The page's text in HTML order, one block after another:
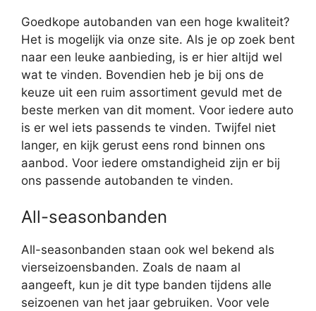
Goedkope autobanden van een hoge kwaliteit?
Het is mogelijk via onze site. Als je op zoek bent
naar een leuke aanbieding, is er hier altijd wel
wat te vinden. Bovendien heb je bij ons de
keuze uit een ruim assortiment gevuld met de
beste merken van dit moment. Voor iedere auto
is er wel iets passends te vinden. Twijfel niet
langer, en kijk gerust eens rond binnen ons
aanbod. Voor iedere omstandigheid zijn er bij
ons passende autobanden te vinden.
All-seasonbanden
All-seasonbanden staan ook wel bekend als
vierseizoensbanden. Zoals de naam al
aangeeft, kun je dit type banden tijdens alle
seizoenen van het jaar gebruiken. Voor vele